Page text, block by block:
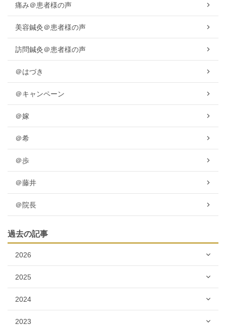
痛み＠患者様の声
美容鍼灸＠患者様の声
訪問鍼灸＠患者様の声
＠はづき
＠キャンペーン
＠嫁
＠希
＠歩
＠藤井
＠院長
過去の記事
2026
2025
2024
2023